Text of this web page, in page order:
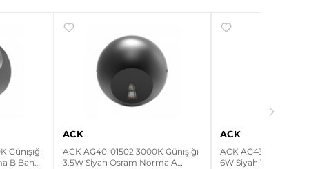
Günışığı
B Bahçe
ACK
ACK AG40-01502 3000K Günışığı
3.5W Siyah Osram Norma A
ACK
ACK AG43-01002
6W Siyah Tarus WLS